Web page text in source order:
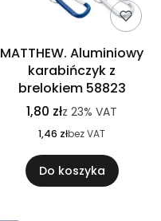
MATTHEW. Aluminiowy
karabińczyk z
brelokiem 58823
1,80 złz 23% VAT
1,46 złbez VAT
Do koszyka